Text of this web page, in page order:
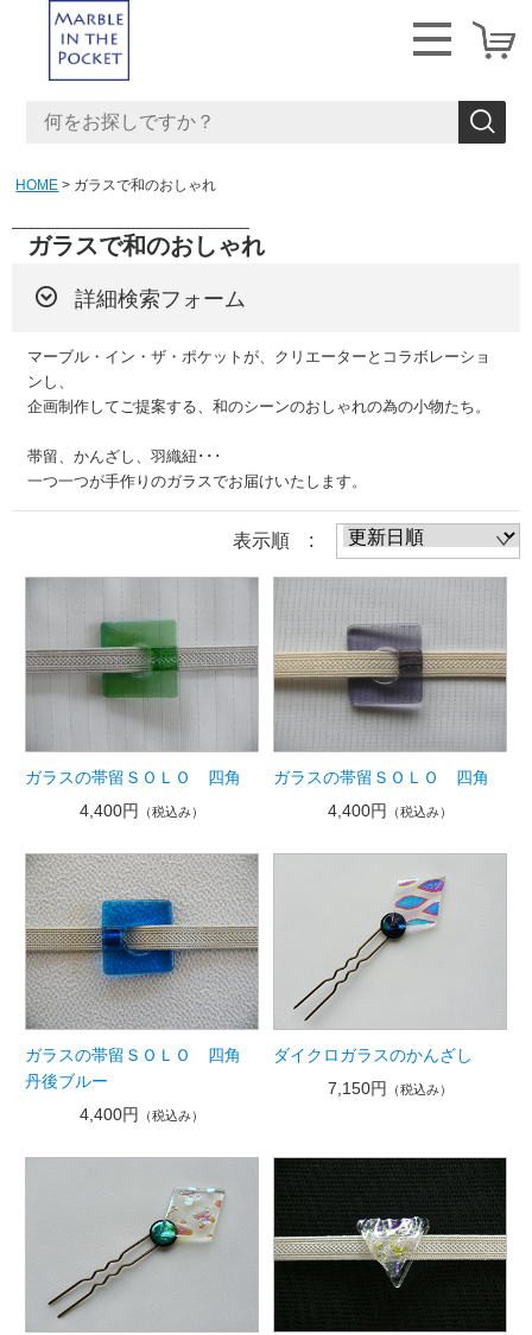
HOME ガラスで和のおしゃれ
ガラスで和のおしゃれ
詳細検索フォーム
マーブル・イン・ザ・ポケットが、クリエーターとコラボレーショ
ンし、
企画制作してご提案する、和のシーンのおしゃれの為の小物たち。
帯留、かんざし、羽織紐･･･
一つ一つが手作りのガラスでお届けいたします。
表示順 :
ガラスの帯留ＳＯＬＯ 四角
4,400円
（税込み）
ガラスの帯留ＳＯＬＯ 四角
4,400円
（税込み）
ガラスの帯留ＳＯＬＯ 四角
丹後ブルー
4,400円
（税込み）
ダイクロガラスのかんざし
7,150円
（税込み）